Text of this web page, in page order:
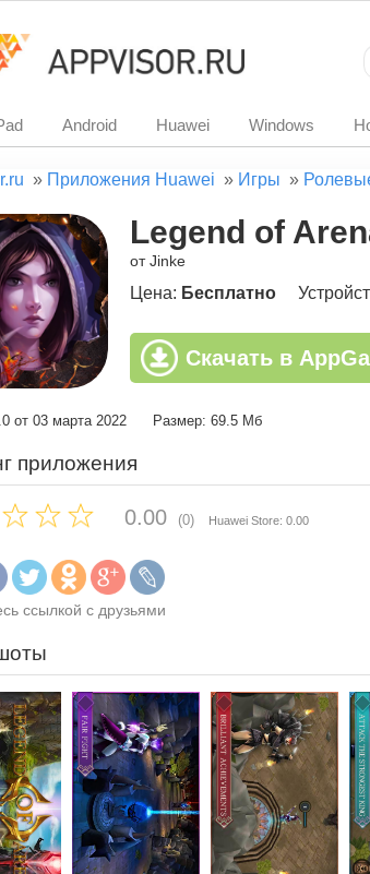
Android Huawei Windows
» Приложения Huawei » Игры »
Legend of
от Jinke
Цена: Бесплатно
Скачать в
от 03 марта 2022 Размер: 69.5 Мб
приложения
0.00 (0) Huawei Store: 0.00
ссылкой с друзьями